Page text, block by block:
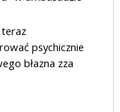
psychicznie
błazna zza